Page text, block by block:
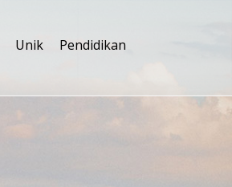
Unik Pendidikan